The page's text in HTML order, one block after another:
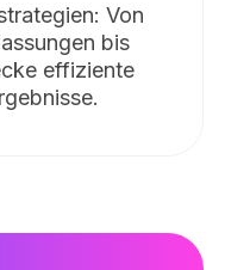
Von
bis
effiziente